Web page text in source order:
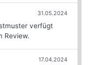
31.05.2024
verfügt
Review.
17.04.2024